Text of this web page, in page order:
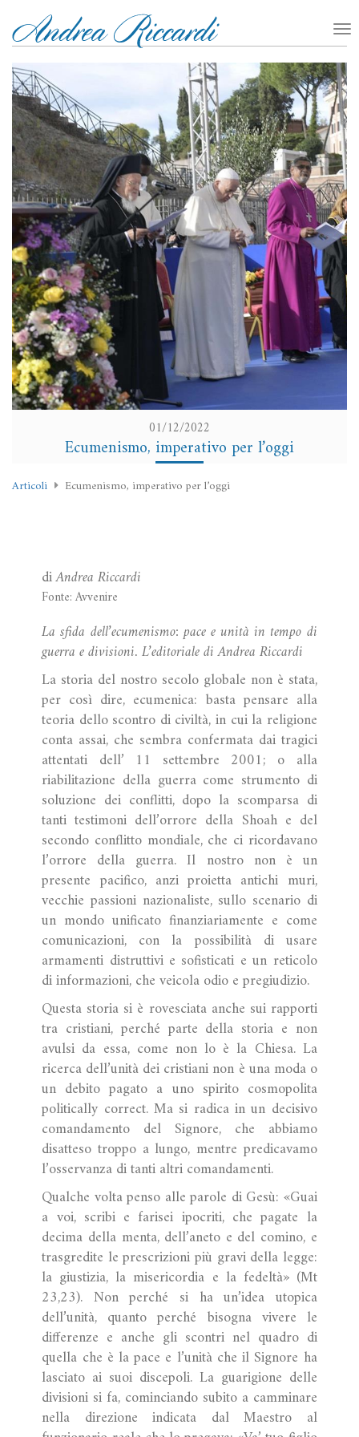
01/12/2022
Ecumenismo, imperativo per l’oggi
Articoli Ecumenismo, imperativo per l’oggi
diAndrea Riccardi
Fonte: Avvenire
La sfida dell’ecumenismo: pace e unità in tempo di
guerra e divisioni. L’editoriale di Andrea Riccardi
La storia del nostro secolo globale non è stata,
per così dire, ecumenica: basta pensare alla
teoria dello scontro di civiltà, in cui la religione
conta assai, che sembra confermata dai tragici
attentati dell’ 11 settembre 2001; o alla
riabilitazione della guerra come strumento di
soluzione dei conflitti, dopo la scomparsa di
tanti testimoni dell’orrore della Shoah e del
secondo conflitto mondiale, che ci ricordavano
l’orrore della guerra. Il nostro non è un
presente pacifico, anzi proietta antichi muri,
vecchie passioni nazionaliste, sullo scenario di
un mondo unificato finanziariamente e come
comunicazioni, con la possibilità di usare
armamenti distruttivi e sofisticati e un reticolo
di informazioni, che veicola odio e pregiudizio.
Questa storia si è rovesciata anche sui rapporti
tra cristiani, perché parte della storia e non
avulsi da essa, come non lo è la Chiesa. La
ricerca dell’unità dei cristiani non è una moda o
un debito pagato a uno spirito cosmopolita
politically correct. Ma si radica in un decisivo
comandamento del Signore, che abbiamo
disatteso troppo a lungo, mentre predicavamo
l’osservanza di tanti altri comandamenti.
Qualche volta penso alle parole di Gesù: «Guai
a voi, scribi e farisei ipocriti, che pagate la
decima della menta, dell’aneto e del comino, e
trasgredite le prescrizioni più gravi della legge:
la giustizia, la misericordia e la fedeltà» (Mt
23,23). Non perché si ha un’idea utopica
dell’unità, quanto perché bisogna vivere le
differenze e anche gli scontri nel quadro di
quella che è la pace e l’unità che il Signore ha
lasciato ai suoi discepoli. La guarigione delle
divisioni si fa, cominciando subito a camminare
nella direzione indicata dal Maestro al